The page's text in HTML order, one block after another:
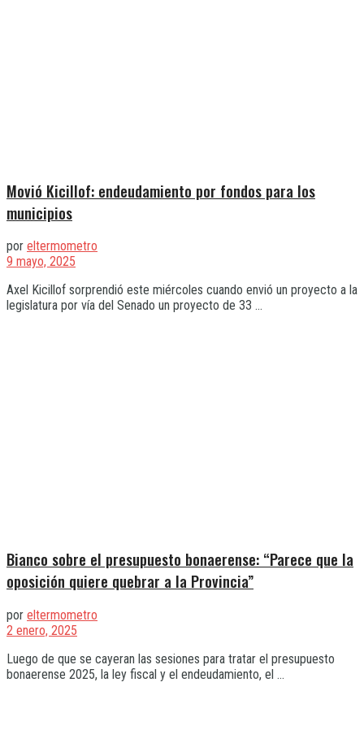
Movió Kicillof: endeudamiento por fondos para los
municipios
por eltermometro
9 mayo, 2025
Axel Kicillof sorprendió este miércoles cuando envió un proyecto a la
legislatura por vía del Senado un proyecto de 33 ...
Bianco sobre el presupuesto bonaerense: “Parece que la
oposición quiere quebrar a la Provincia”
por eltermometro
2 enero, 2025
Luego de que se cayeran las sesiones para tratar el presupuesto
bonaerense 2025, la ley fiscal y el endeudamiento, el ...